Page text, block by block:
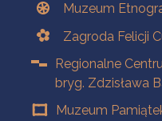
Muzeum
Zagroda Felicji
Regionalne
bryg. Zdzisława
Muzeum